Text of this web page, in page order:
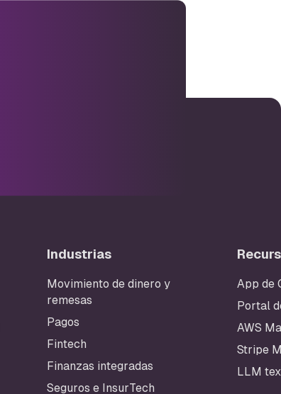
Industrias
Movimiento de dinero y
remesas
Pagos
Fintech
Finanzas integradas
Seguros e InsurTech
App de
Portal
AWS
Stripe
LLM